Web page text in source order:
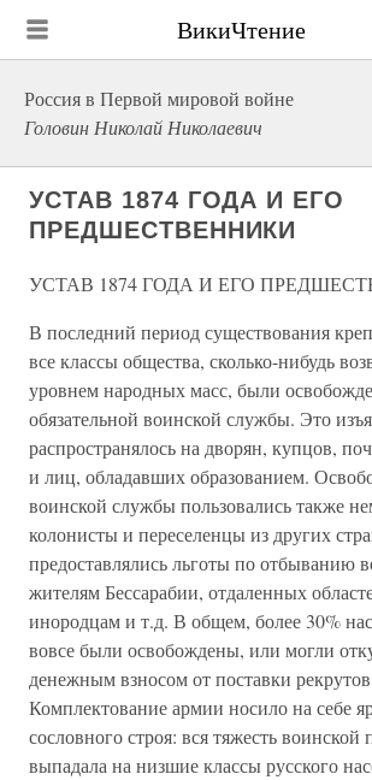
ВикиЧтение
Россия в Первой мировой войне
Головин Николай Николаевич
УСТАВ 1874 ГОДА И ЕГО
ПРЕДШЕСТВЕННИКИ
УСТАВ 1874 ГОДА И ЕГО
В последний период существования
все классы общества, сколько-нибудь
уровнем народных масс, были
обязательной воинской службы. Это
распространялось на дворян, купцов,
и лиц, обладавших образованием.
воинской службы пользовались также
колонисты и переселенцы из других
предоставлялись льготы по отбыванию
жителям Бессарабии, отдаленных
инородцам и т.д. В общем, более 30%
вовсе были освобождены, или могли
денежным взносом от поставки
Комплектование армии носило на себе
сословного строя: вся тяжесть воинской
выпадала на низшие классы русского